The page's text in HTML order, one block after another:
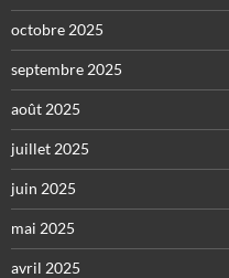
octobre 2025
septembre 2025
août 2025
juillet 2025
juin 2025
mai 2025
avril 2025